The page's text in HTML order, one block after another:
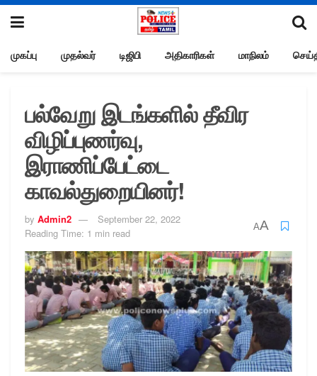
முகப்பு முதல்வர் டிஜிபி அதிகாரிகள் மாநிலம்
பல்வேறு இடங்களில் தீவிர
விழிப்புணர்வு,
இராணிப்பேட்டை
காவல்துறையினர்!
by Admin2
September 22, 2022
Reading Time: 1 min read
AA